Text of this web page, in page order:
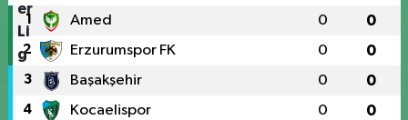
1 Amed 0 0
2 Erzurumspor FK 0 0
3 Başakşehir 0 0
4 Kocaelispor 0 0